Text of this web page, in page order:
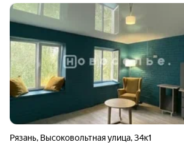
Рязань, Высоковольтная улица,34к1